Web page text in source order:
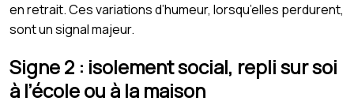
en retrait. Ces variations d’humeur, lorsqu’elles perdurent,
sont un signal majeur.
Signe 2 : isolement social, repli sur soi
à l’école ou à la maison